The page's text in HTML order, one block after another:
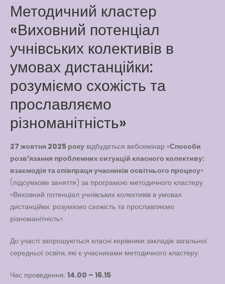
Вакансії
Вакансії, Публічна
інформація
Методичний кластер
«Виховний потенціал
учнівських колективів в
умовах дистанційки:
розуміємо схожість та
прославляємо
різноманітність»
27 жовтня 2025 року відбудеться вебсемінар «Способи
розв’язання проблемних ситуацій класного колективу:
взаємодія та співпраця учасників освітнього процесу»
(підсумкове заняття) за програмою методичного кластеру
«Виховний потенціал учнівських колективів в умовах
дистанційки: розуміємо схожість та прославляємо
різноманітність».
До участі запрошуються класні керівники закладів загальної
середньої освіти, які є учасниками методичного кластеру.
Час проведення: 14.00 – 16.15